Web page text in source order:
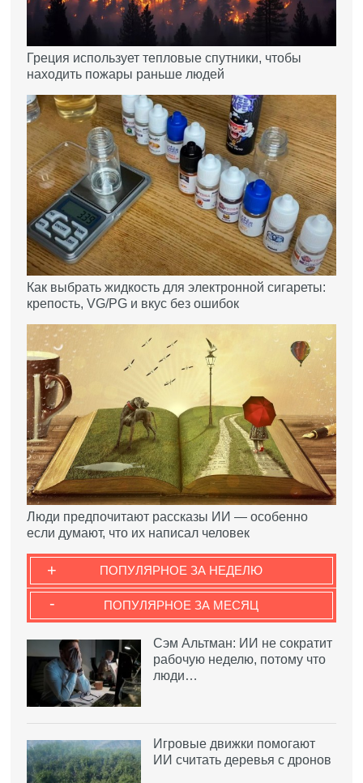
Греция использует тепловые спутники, чтобы
находить пожары раньше людей
Как выбрать жидкость для электронной сигареты:
крепость, VG/PG и вкус без ошибок
Люди предпочитают рассказы ИИ — особенно
если думают, что их написал человек
ПОПУЛЯРНОЕ ЗА НЕДЕЛЮ
+
ПОПУЛЯРНОЕ ЗА МЕСЯЦ
-
Сэм Альтман: ИИ не сократит
рабочую неделю, потому что
люди…
Игровые движки помогают
ИИ считать деревья с дронов